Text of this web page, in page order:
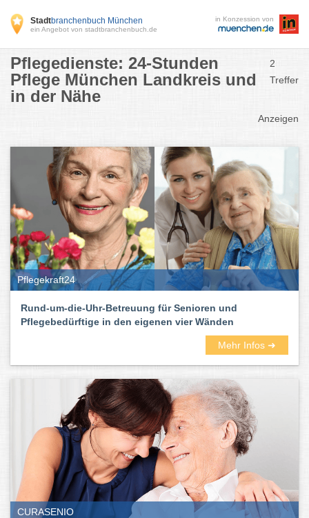
Stadtbranchenbuch München
ein Angebot von stadtbranchenbuch.de
in Konzession von
Pflegedienste: 24-Stunden
Pflege München Landkreis und
in der Nähe
2
Treffer
Anzeigen
Pflegekraft24
Rund-um-die-Uhr-Betreuung für Senioren und
Pflegebedürftige in den eigenen vier Wänden
Mehr Infos ➜
CURASENIO